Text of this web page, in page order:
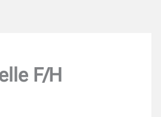
F/H